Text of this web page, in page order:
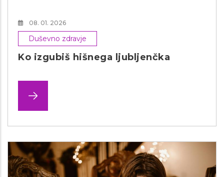
08. 01. 2026
Duševno zdravje
Ko izgubiš hišnega ljubljenčka